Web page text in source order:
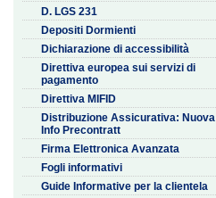
D. LGS 231
Depositi Dormienti
Dichiarazione di accessibilità
Direttiva europea sui servizi di
pagamento
Direttiva MIFID
Distribuzione Assicurativa: Nuova
Info Precontratt
Firma Elettronica Avanzata
Fogli informativi
Guide Informative per la clientela